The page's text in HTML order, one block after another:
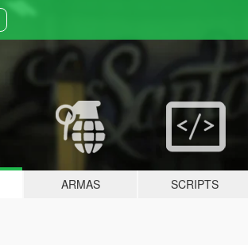
ARMAS SCRIPTS